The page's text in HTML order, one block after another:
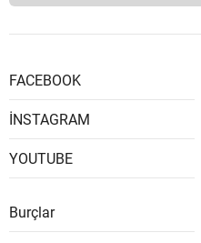
FACEBOOK
İNSTAGRAM
YOUTUBE
Burçlar